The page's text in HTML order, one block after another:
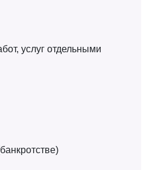
услуг отдельными